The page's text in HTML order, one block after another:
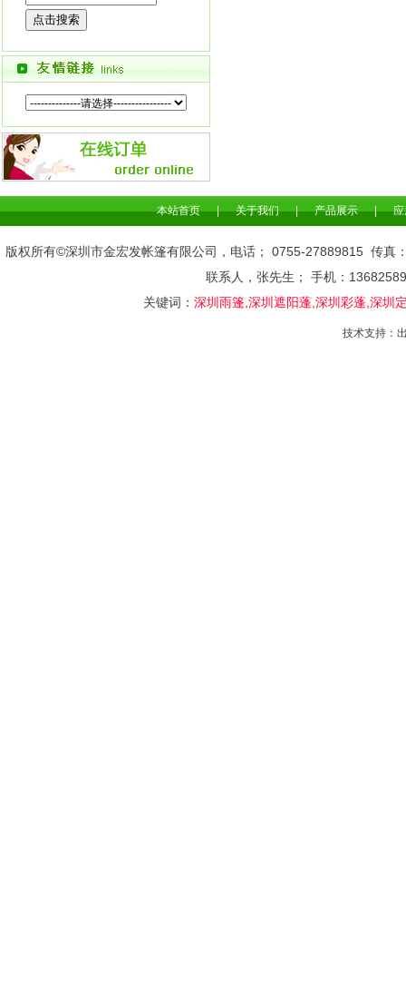
本站首页|关于我们|产品展示|应
版权所有©深圳市金宏发帐篷有限公司，电话；
联系人，张先生； 手机：
关键词： 深圳雨篷,深圳遮阳蓬,深圳彩蓬,深圳
技术支持：